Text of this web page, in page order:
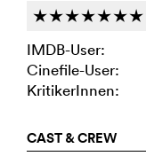
ccccccc
IMDB-User:
Cinefile-User:
KritikerInnen:
CAST & CREW